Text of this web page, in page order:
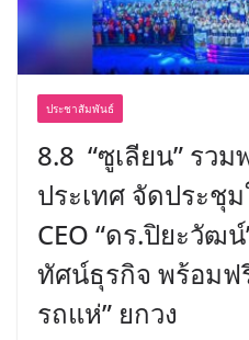
ประชาสัมพันธ์
8.8 “ซูเลียน” รว
ประเทศ จัดประชุ
CEO “ดร.ปิยะวัฒ
ทัศน์ธุรกิจ พร้อมฟ
รถแห่” ยกวง